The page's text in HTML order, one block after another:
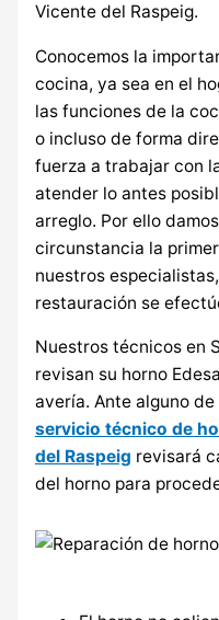
Vicente del Raspeig.
Conocemos la
cocina, ya sea en el
las funciones de la
o incluso de forma
fuerza a trabajar con
atender lo antes
arreglo. Por ello
circunstancia la
nuestros
restauración se
Nuestros técnicos en
revisan su horno
avería. Ante alguno
servicio técnico de
del Raspeig revisará
del horno para